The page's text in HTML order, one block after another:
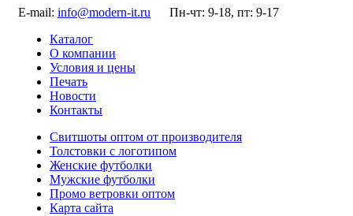
E-mail: info@modern-it.ru
Пн-чт: 9-18, пт: 9-17
Каталог
О компании
Условия и цены
Печать
Новости
Контакты
Свитшоты оптом от производителя
Толстовки с логотипом
Женские футболки
Мужские футболки
Промо ветровки оптом
Карта сайта